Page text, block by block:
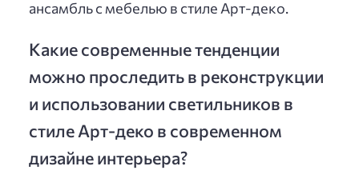
ансамбль с мебелью в стиле Арт-деко.
Какие современные тенденции
можно проследить в реконструкции
и использовании светильников в
стиле Арт-деко в современном
дизайне интерьера?